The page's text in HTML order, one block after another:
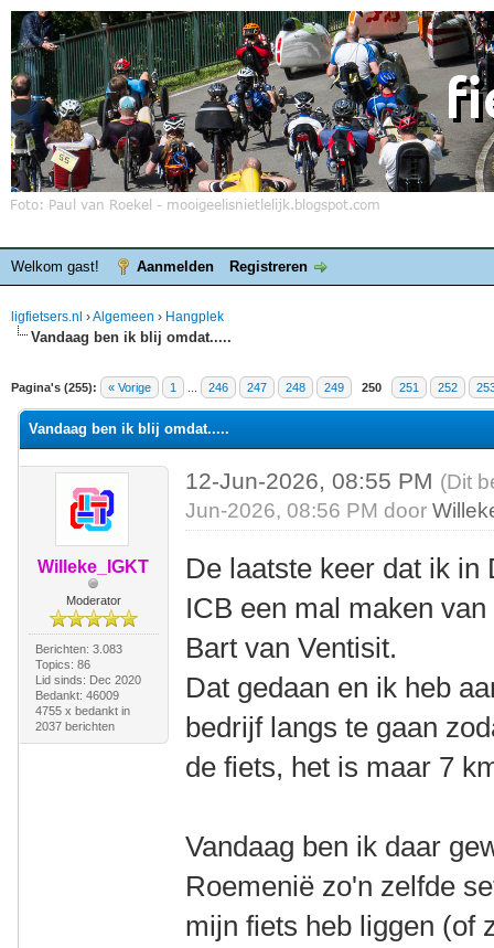
Welkom gast! Aanmelden Registreren
ligfietsers.nl ›Algemeen › Hangplek
Vandaag ben ik blij omdat.....
Pagina's (255): « Vorige 1 246 247 248 249 250 251 252
waardering is 4.25
Vandaag ben ik blij omdat.....
Willeke_IGKT
Moderator
Berichten: 3.083
Topics: 86
Lid sinds: Dec 2020
Bedankt: 46009
4755 x bedankt in
2037 berichten
12-Jun-2026, 08:55 PM (Dit
Jun-2026, 08:56 PM door
De laatste keer dat ik
ICB een mal maken
Bart van Ventisit.
Dat gedaan en ik heb
bedrijf langs te gaan
de fiets, het is maar 7
Vandaag ben ik daar
Roemenië zo'n zelfde
mijn fiets heb liggen (of